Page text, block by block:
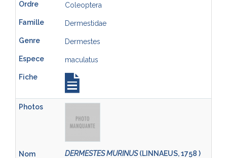
Coleoptera
Dermestidae
Dermestes
maculatus
DERMESTES MURINUS(LINNAEUS, 1758 )